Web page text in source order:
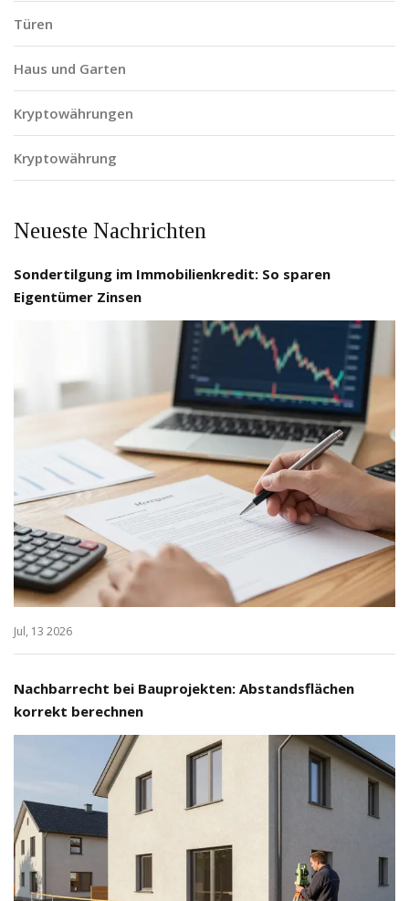
Türen
Haus und Garten
Kryptowährungen
Kryptowährung
Neueste Nachrichten
Sondertilgung im Immobilienkredit: So sparen
Eigentümer Zinsen
Jul, 13 2026
Nachbarrecht bei Bauprojekten: Abstandsflächen
korrekt berechnen